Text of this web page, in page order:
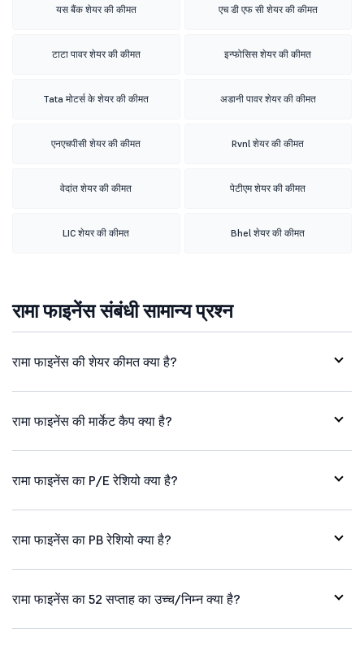
यस बैंक शेयर की कीमत एच डी एफ सी शेयर की कीमत
टाटा पावर शेयर की कीमत इन्फोसिस शेयर की कीमत
Tata मोटर्स के शेयर की कीमत अडानी पावर शेयर की कीमत
एनएचपीसी शेयर की कीमत Rvnl शेयर की कीमत
वेदांत शेयर की कीमत पेटीएम शेयर की कीमत
LIC शेयर की कीमत Bhel शेयर की कीमत
रामा फाइनेंस संबंधी सामान्य प्रश्न
रामा फाइनेंस की शेयर कीमत क्या है?
रामा फाइनेंस की मार्केट कैप क्या है?
रामा फाइनेंस का P/E रेशियो क्या है?
रामा फाइनेंस का PB रेशियो क्या है?
रामा फाइनेंस का 52 सप्ताह का उच्च/निम्न क्या है?